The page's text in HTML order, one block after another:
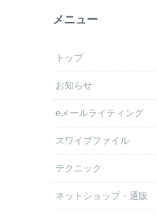
メニュー
トップ
お知らせ
eメールライティング
スワイプファイル
テクニック
ネットショップ・通販